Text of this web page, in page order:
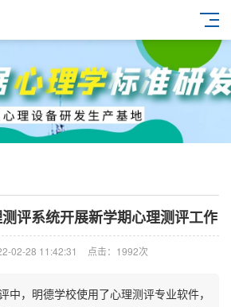
评系统开展新学期心理测评工作
02-28 11:42:31 点击：1992次
中，明德学校使用了心理测评专业软件，